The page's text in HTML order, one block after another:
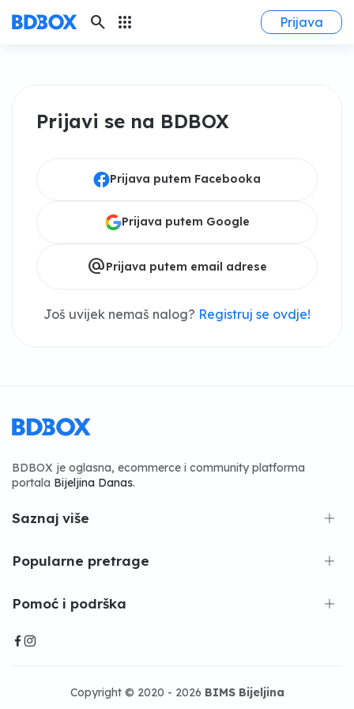
search apps Prijava
Prijavi se na BDBOX
Prijava putem Facebooka
Prijava putem Google
alternate_emailPrijava putem email adrese
Još uvijek nemaš nalog? Registruj se ovdje!
BDBOX je oglasna, ecommerce i community platforma
portala Bijeljina Danas.
Saznaj više
Popularne pretrage
Pomoć i podrška
Copyright © 2020 - 2026 BIMS Bijeljina